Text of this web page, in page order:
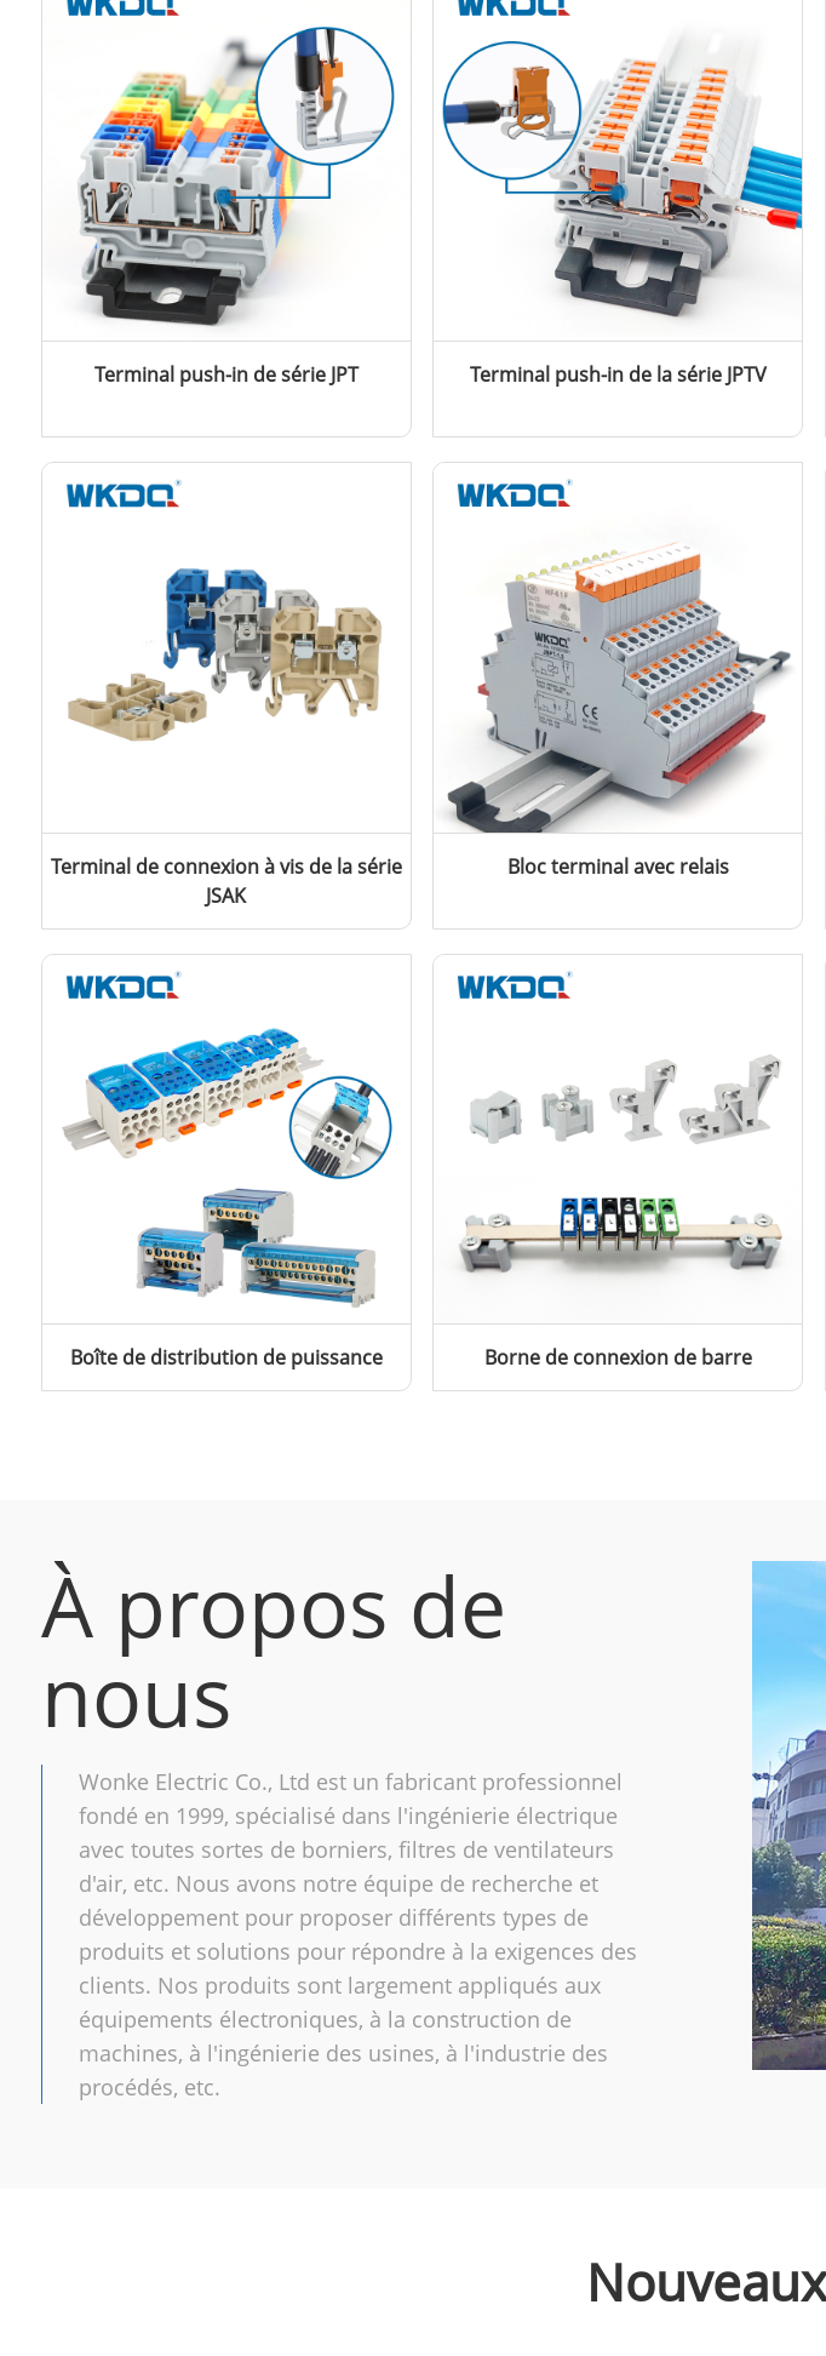
Terminal push-in de série JPT Terminal push-in de la série JPTV
Terminal de connexion à vis de la série
JSAK
Bloc terminal avec relais
Boîte de distribution de puissance Borne de connexion de barre
À propos de
nous
Wonke Electric Co., Ltd est un fabricant professionnel
fondé en 1999, spécialisé dans l'ingénierie électrique
avec toutes sortes de borniers, filtres de ventilateurs
d'air, etc. Nous avons notre équipe de recherche et
développement pour proposer différents types de
produits et solutions pour répondre à la exigences des
clients. Nos produits sont largement appliqués aux
équipements électroniques, à la construction de
machines, à l'ingénierie des usines, à l'industrie des
procédés, etc.